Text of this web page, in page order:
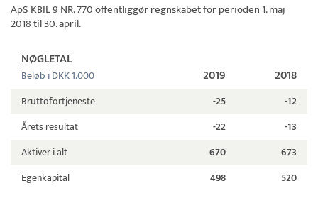
ApS KBIL 9 NR. 770offentliggør regnskabet for perioden 1. maj
2018 til 30. april.
NØGLETAL
Beløb i DKK 1.000 2019 2018
Bruttofortjeneste -25
-12
Årets resultat
-22
-13
Aktiver i alt
670
673
Egenkapital
498 520